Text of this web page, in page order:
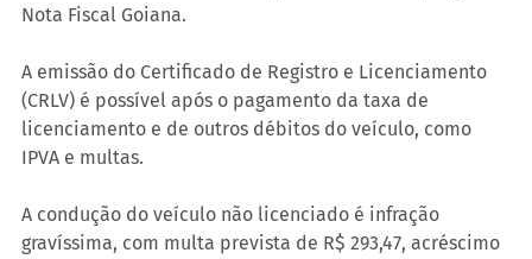
Nota Fiscal Goiana.
A emissão do Certificado de Registro e Licenciamento
(CRLV) é possível após o pagamento da taxa de
licenciamento e de outros débitos do veículo, como
IPVA e multas.
A condução do veículo não licenciado é infração
gravíssima, com multa prevista de R$ 293,47, acréscimo